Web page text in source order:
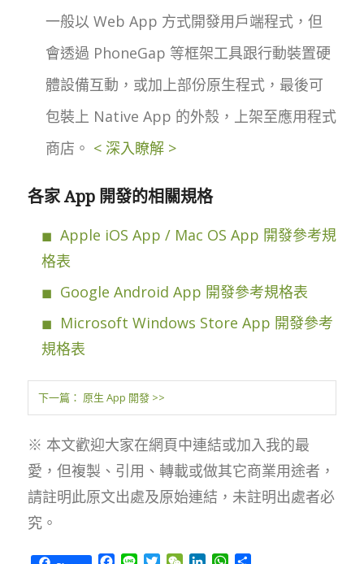
一般以 Web App 方式開發用戶端程式，但
會透過 PhoneGap 等框架工具跟行動裝置硬
體設備互動，或加上部份原生程式，最後可
包裝上 Native App 的外殼，上架至應用程式
商店。 < 深入瞭解 >
各家 App 開發的相關規格
Apple iOS App / Mac OS App 開發參考規
格表
Google Android App 開發參考規格表
Microsoft Windows Store App 開發參考
規格表
下一篇： 原生 App 開發 >>
※ 本文歡迎大家在網頁中連結或加入我的最
愛，但複製、引用、轉載或做其它商業用途者，
請註明此原文出處及原始連結，未註明出處者必
究。